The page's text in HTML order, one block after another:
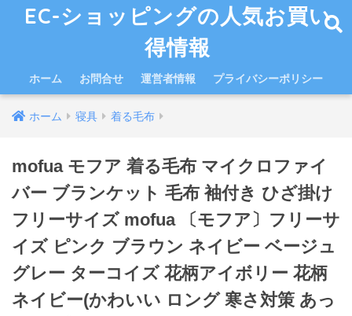
EC-ショッピングの人気お買い
得情報
ホーム お問合せ 運営者情報 プライバシーポリシー
ホーム 寝具 着る毛布
mofua モフア 着る毛布 マイクロファイ
バー ブランケット 毛布 袖付き ひざ掛け
フリーサイズ mofua 〔モフア〕フリーサ
イズ ピンク ブラウン ネイビー ベージュ
グレー ターコイズ 花柄アイボリー 花柄
ネイビー(かわいい ロング 寒さ対策 あっ